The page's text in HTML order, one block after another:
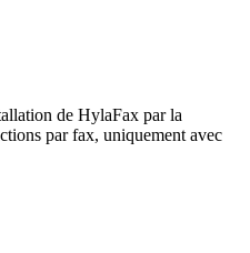
de HylaFax par la
par fax, uniquement avec